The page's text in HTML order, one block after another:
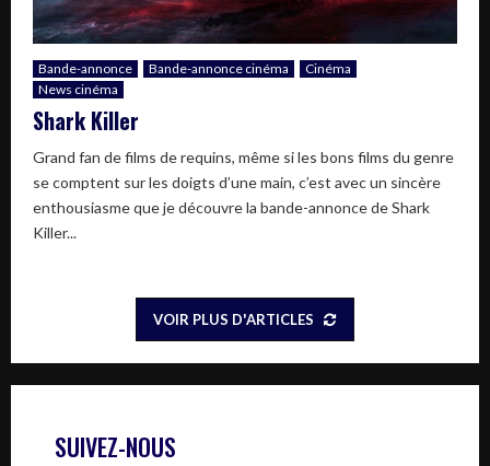
Bande-annonce Bande-annonce cinéma
Cinéma
News cinéma
Shark Killer
Grand fan de films de requins, même si les bons films du genre
se comptent sur les doigts d’une main, c’est avec un sincère
enthousiasme que je découvre la bande-annonce de Shark
Killer...
VOIR PLUS D'ARTICLES
SUIVEZ-NOUS